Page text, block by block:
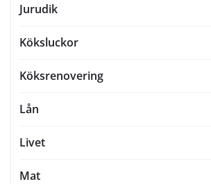
Jurudik
Köksluckor
Köksrenovering
Lån
Livet
Mat